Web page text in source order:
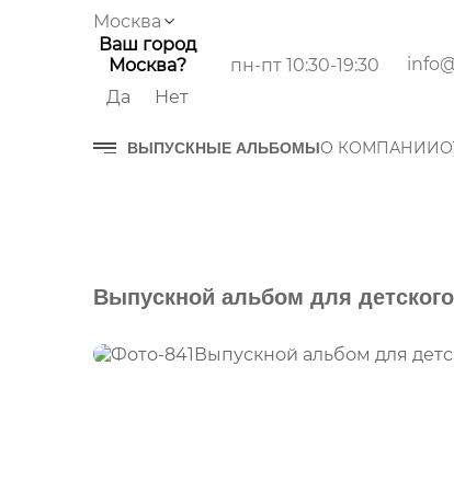
Москва
Ваш город
Москва?
Да
Нет
пн-пт 10:30-19:30
ВЫПУСКНЫЕ АЛЬБОМЫО КОМПАНИИ
Выпускной альбом для